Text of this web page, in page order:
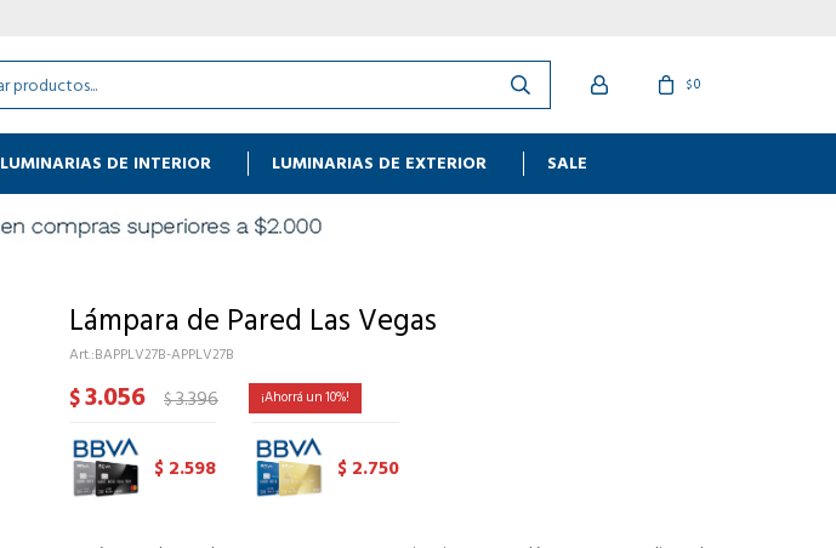
LUMINARIAS DE INTERIOR LUMINARIAS DE EXTERIOR SALE
$0
Lámpara de Pared Las Vegas
BAPPLV27B-APPLV27B
$3.056 $3.396 10
$ 2.598 $ 2.750